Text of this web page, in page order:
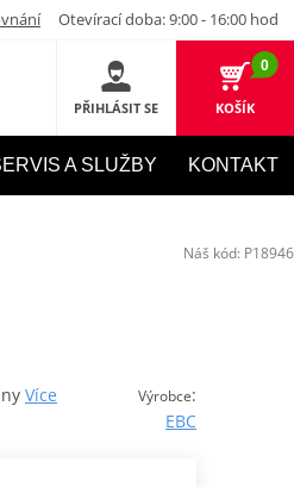
Otevírací doba: 9:00 - 16:00 hod
PŘIHLÁSIT SE
0
KOŠÍK
A SLUŽBY KONTAKT
Výrobce:
EBC
Více
Náš kód: P18946